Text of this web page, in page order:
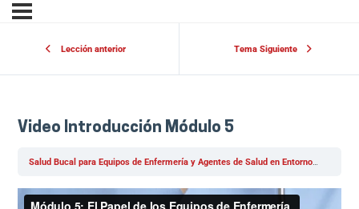
Lección anterior Tema Siguiente
Video Introducción Módulo 5
Salud Bucal para Equipos de Enfermería y Agentes de Salud en Entornos Hospitalarios y Comunitarios – Javeriana